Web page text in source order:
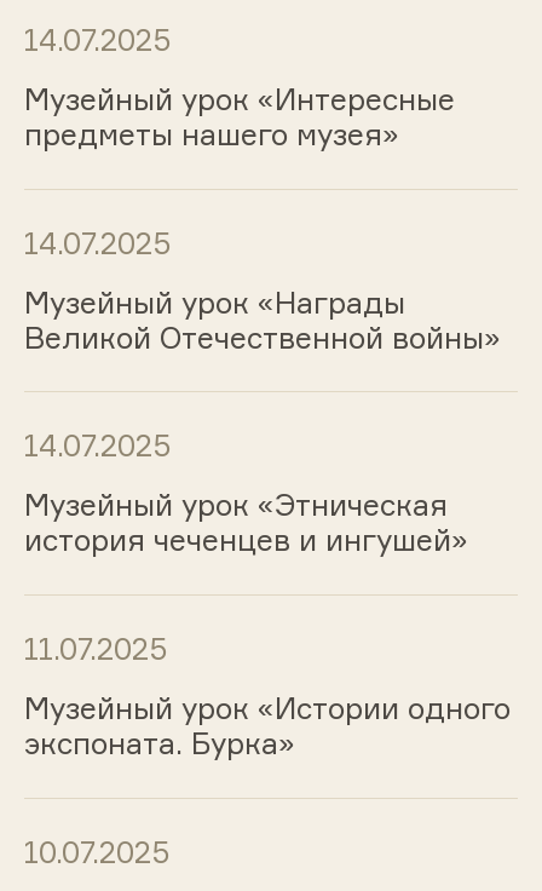
14.07.2025
Музейный урок «Интересные
предметы нашего музея»
14.07.2025
Музейный урок «Награды
Великой Отечественной войны»
14.07.2025
Музейный урок «Этническая
история чеченцев и ингушей»
11.07.2025
Музейный урок «Истории одного
экспоната. Бурка»
10.07.2025